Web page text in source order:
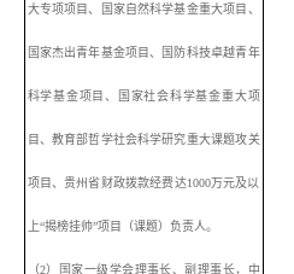
大专项项目、国家自然科学基金重大项目、
国家杰出青年基金项目、国防科技卓越青年
科学基金项目、国家社会科学基金重大项
目、教育部哲学社会科学研究重大课题攻关
项目、贵州省财政拨款经费达1000万元及以
上“揭榜挂帅”项目（课题）负责人。
（2）国家一级学会理事长、副理事长，中